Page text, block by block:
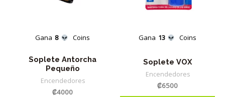
Gana 8 Coins
Soplete Antorcha
Pequeño
Encendedores
₡4000
Gana 13 Coins
Soplete VOX
Encendedores
₡6500